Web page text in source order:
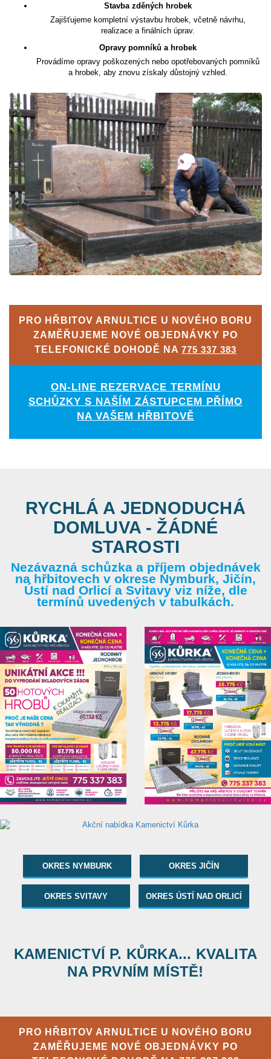
Stavba zděných hrobek
Zajišťujeme kompletní výstavbu hrobek, včetně návrhu,
realizace a finálních úprav.
Opravy pomníků a hrobek
Provádíme opravy poškozených nebo opotřebovaných pomníků
a hrobek, aby znovu získaly důstojný vzhled.
PRO HŘBITOV ARNULTICE U NOVÉHO BORU
ZAMĚŘUJEME NOVÉ OBJEDNÁVKY PO
TELEFONICKÉ DOHODĚ NA 775 337 383
ON-LINE REZERVACE TERMÍNU
SCHŮZKY S NAŠÍM ZÁSTUPCEM PŘÍMO
NA VAŠEM HŘBITOVĚ
RYCHLÁ A JEDNODUCHÁ
DOMLUVA - ŽÁDNÉ
STAROSTI
Nezávazná schůzka a příjem objednávek
na hřbitovech v okrese Nymburk, Jičín,
Ústí nad Orlicí a Svitavy viz níže, dle
termínů uvedených v tabulkách.
OKRES NYMBURK OKRES JIČÍN
OKRES SVITAVY OKRES ÚSTÍ NAD ORLICÍ
KAMENICTVÍ P. KŮRKA... KVALITA
NA PRVNÍM MÍSTĚ!
PRO HŘBITOV ARNULTICE U NOVÉHO BORU
ZAMĚŘUJEME NOVÉ OBJEDNÁVKY PO